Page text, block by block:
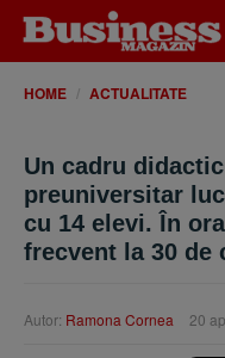
HOME ACTUALITATE
Un cadru
preuniversitar
cu 14 elevi. În
frecvent la 30 de
Autor: Ramona Cornea 20